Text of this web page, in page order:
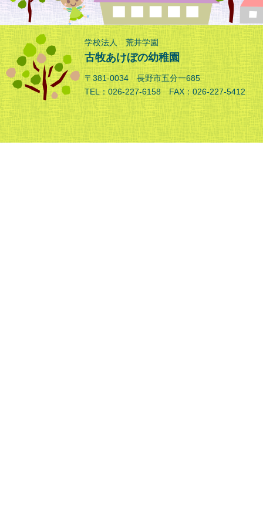
学校法人 荒井学園
古牧あけぼの幼稚園
〒381-0034 長野市五分一685
TEL：026-227-6158 FAX：026-227-5412